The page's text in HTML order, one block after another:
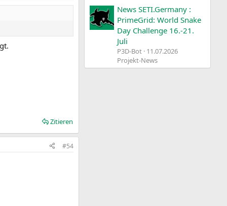
Zitieren
#54
News SETI.Germany :
PrimeGrid: World Snake
Day Challenge 16.-21.
Juli
P3D-Bot 11.07.2026
Projekt-News